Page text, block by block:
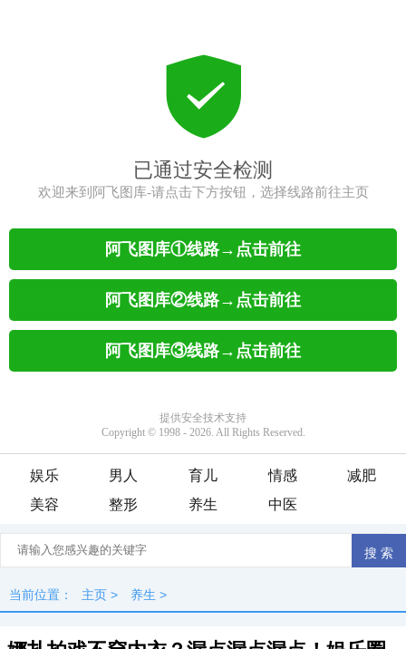
娱乐 男人 育儿 情感
减肥
美容
整形 养生 中医
当前位置： 主页 > 养生 >